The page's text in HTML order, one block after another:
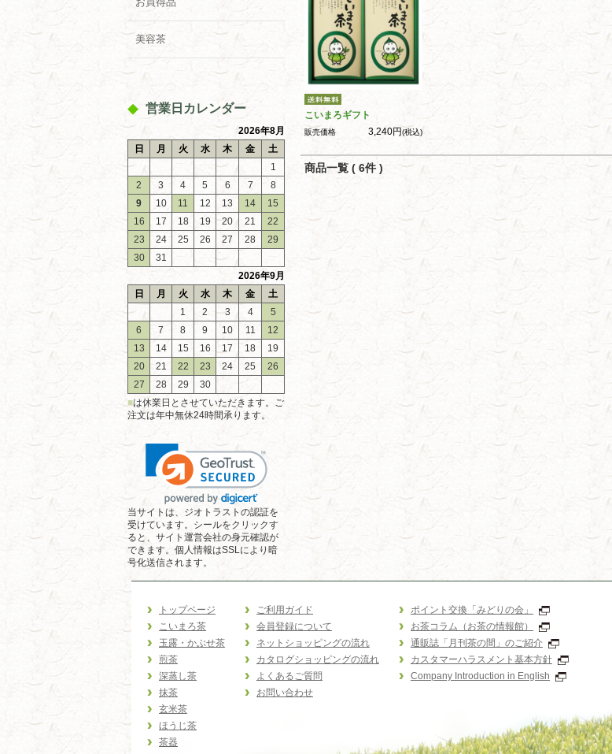
美容茶
営業日カレンダー
2026年8月
日
月 火 水 木 金
土
1
2
3 4 5 6 7
8
9
10 11 12 13 14
15
16
17 18 19 20 21
22
23
24 25 26 27 28
29
30
31
2026年9月
日
月 火 水 木 金
土
1
2 3 4
5
6
7 8 9 10 11
12
13
14 15 16 17 18
19
20
21 22 23 24 25
26
27
28 29
30
■は休業日とさせていただきます。ご
注文は年中無休24時間承ります。
当サイトは、ジオトラストの認証を
受けています。シールをクリックす
ると、サイト運営会社の身元確認が
できます。個人情報はSSLにより暗
号化送信されます。
こいまろギフト
販売価格 3,240円(税込)
商品一覧 ( 6件 )
トップページ
こいまろ茶
玉露・かぶせ茶
煎茶
深蒸し茶
抹茶
玄米茶
ほうじ茶
茶器
ご利用ガイド
会員登録について
ネットショッピングの流れ
カタログショッピングの流れ
よくあるご質問
お問い合わせ
ポイント交換「みどりの会」
お茶コラム（お茶の情報館）
通販誌「月刊茶の間」のご紹介
カスタマーハラスメント基本方針
Company Introduction in English